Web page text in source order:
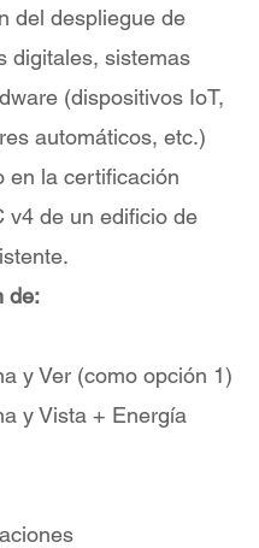
del despliegue de
digitales, sistemas
(dispositivos IoT,
automáticos, etc.)
en la certificación
v4 de un edificio de
de:
y Ver (como opción 1)
y Vista + Energía